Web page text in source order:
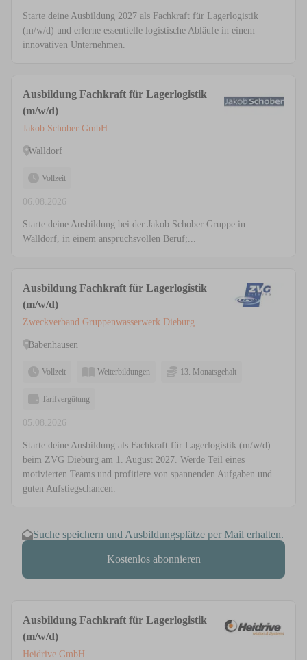
Starte deine Ausbildung 2027 als Fachkraft für Lagerlogistik
(m/w/d) und erlerne essentielle logistische Abläufe in einem
innovativen Unternehmen.
Ausbildung Fachkraft für Lagerlogistik
(m/w/d)
Jakob Schober GmbH
Walldorf
Vollzeit
06.08.2026
Starte deine Ausbildung bei der Jakob Schober Gruppe in
Walldorf, in einem anspruchsvollen Beruf;...
Ausbildung Fachkraft für Lagerlogistik
(m/w/d)
Zweckverband Gruppenwasserwerk Dieburg
Babenhausen
Vollzeit Weiterbildungen 13. Monatsgehalt
Tarifvergütung
05.08.2026
Starte deine Ausbildung als Fachkraft für Lagerlogistik (m/w/d)
beim ZVG Dieburg am 1. August 2027. Werde Teil eines
motivierten Teams und profitiere von spannenden Aufgaben und
guten Aufstiegschancen.
Suche speichern und Ausbildungsplätze per Mail erhalten.
Kostenlos abonnieren
Ausbildung Fachkraft für Lagerlogistik
(m/w/d)
Heidrive GmbH